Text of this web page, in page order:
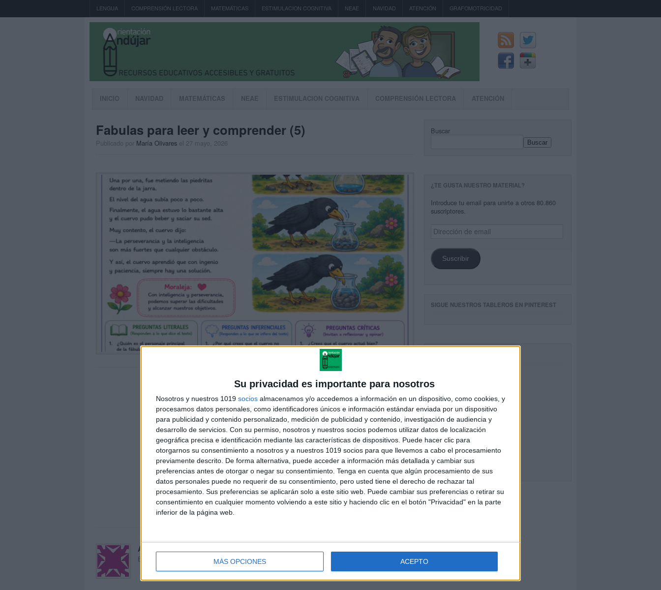
Su privacidad es importante para nosotros
Nosotros y nuestros 1019 socios almacenamos y/o accedemos a información en un dispositivo, como cookies, y
procesamos datos personales, como identificadores únicos e información estándar enviada por un dispositivo
para publicidad y contenido personalizado, medición de publicidad y contenido, investigación de audiencia y
desarrollo de servicios. Con su permiso, nosotros y nuestros socios podemos utilizar datos de localización
geográfica precisa e identificación mediante las características de dispositivos. Puede hacer clic para
otorgarnos su consentimiento a nosotros y a nuestros 1019 socios para que llevemos a cabo el procesamiento
previamente descrito. De forma alternativa, puede acceder a información más detallada y cambiar sus
preferencias antes de otorgar o negar su consentimiento. Tenga en cuenta que algún procesamiento de sus
datos personales puede no requerir de su consentimiento, pero usted tiene el derecho de rechazar tal
procesamiento. Sus preferencias se aplicarán solo a este sitio web. Puede cambiar sus preferencias o retirar su
consentimiento en cualquier momento volviendo a este sitio y haciendo clic en el botón "Privacidad" en la parte
inferior de la página web.
MÁS OPCIONES ACEPTO
LENGUA COMPRENSIÓN LECTORA MATEMÁTICAS ESTIMULACION COGNITIVA NEAE NAVIDAD ATENCIÓN GRAFOMOTRICIDAD
INICIO NAVIDAD MATEMÁTICAS NEAE ESTIMULACION COGNITIVA COMPRENSIÓN LECTORA ATENCIÓN
Fabulas para leer y comprender (5)
Publicado por María Olivares el 27 mayo, 2026
Acerca de María Olivares
El autor no ha proporcionado ninguna información.
Buscar
Buscar
¿TE GUSTA NUESTRO MATERIAL?
Introduce tu email para unirte a otros 80.860
suscriptores.
Dirección
de
Suscribir
SIGUE NUESTROS TABLEROS EN PINTEREST